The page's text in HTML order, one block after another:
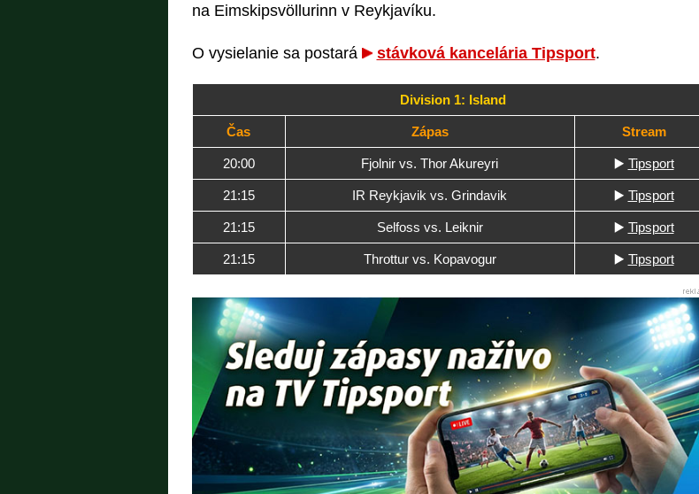
na Eimskipsvöllurinn v Reykjavíku.
O vysielanie sa postará stávková kancelária Tipsport.
Division 1: Island
Čas Zápas Stream
20:00 Fjolnir vs. Thor Akureyri ▶️ Tipsport
21:15 IR Reykjavik vs. Grindavik ▶️ Tipsport
21:15 Selfoss vs. Leiknir ▶️ Tipsport
21:15 Throttur vs. Kopavogur ▶️ Tipsport